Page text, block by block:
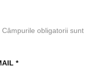
Câmpurile obligatorii sunt
*